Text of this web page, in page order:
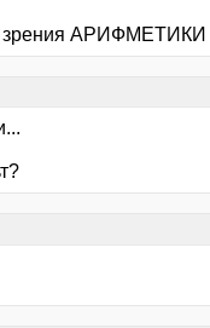
зрения АРИФМЕТИКИ